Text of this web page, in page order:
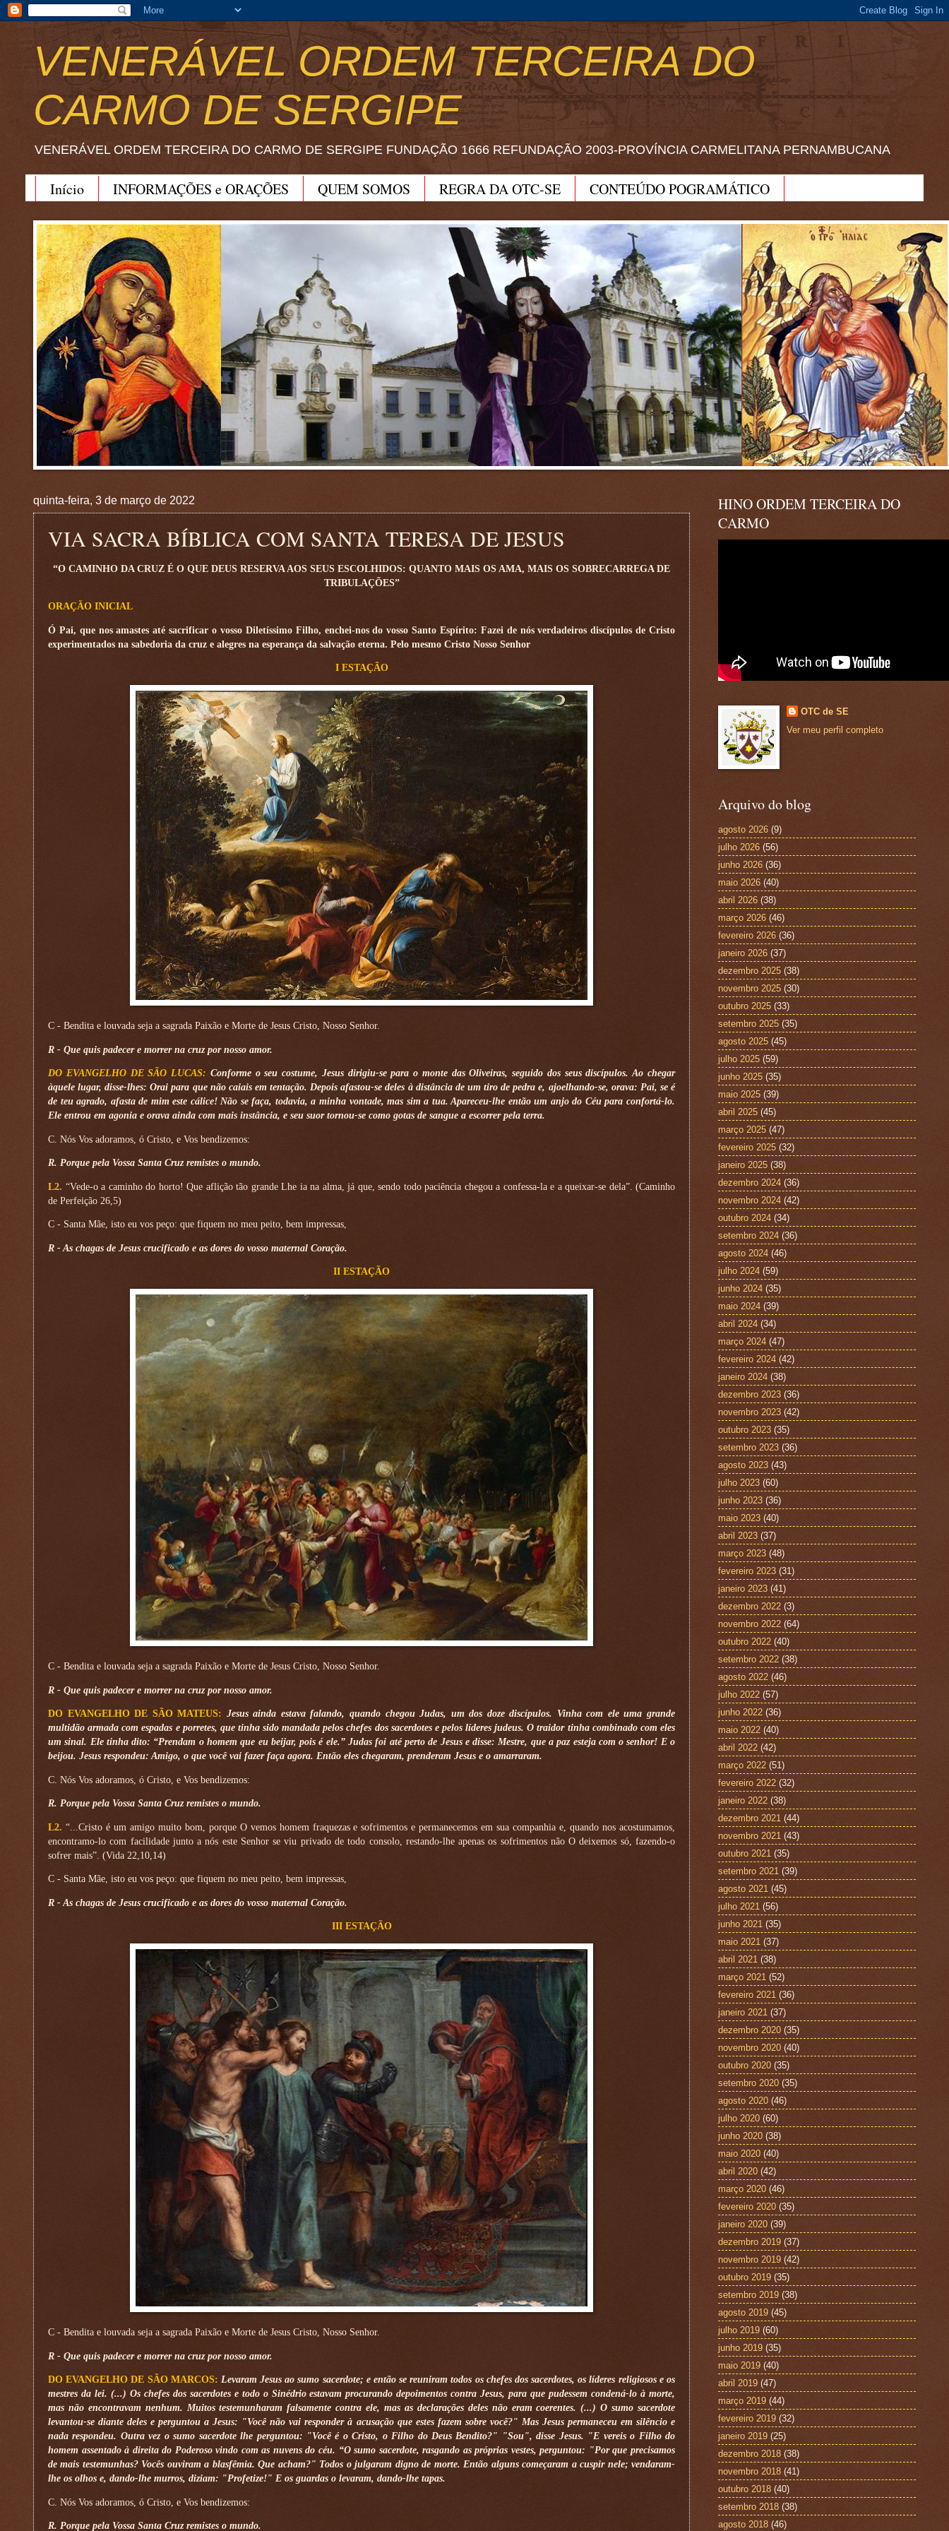
VENERÁVEL ORDEM TERCEIRA DO
CARMO DE SERGIPE
VENERÁVEL ORDEM TERCEIRA DO CARMO DE SERGIPE FUNDAÇÃO 1666 REFUNDAÇÃO 2003-PROVÍNCIA CARMELITANA PERNAMBUCANA
Início INFORMAÇÕES e ORAÇÕES QUEM SOMOS REGRA DA OTC-SE
CONTEÚDO POGRAMÁTICO
quinta-feira, 3 de março de 2022
VIA SACRA BÍBLICA COM SANTA TERESA DE JESUS
“O CAMINHO DA CRUZ É O QUE DEUS RESERVA AOS SEUS ESCOLHIDOS: QUANTO MAIS OS AMA, MAIS OS SOBRECARREGA DE
TRIBULAÇÕES”
ORAÇÃO INICIAL
Ó Pai, que nos amastes até sacrificar o vosso Diletíssimo Filho, enchei-nos do vosso Santo Espírito: Fazei de nós verdadeiros discípulos de Cristo
experimentados na sabedoria da cruz e alegres na esperança da salvação eterna. Pelo mesmo Cristo Nosso Senhor
I ESTAÇÃO
C - Bendita e louvada seja a sagrada Paixão e Morte de Jesus Cristo, Nosso Senhor.
R - Que quis padecer e morrer na cruz por nosso amor.
DO EVANGELHO DE SÃO LUCAS: Conforme o seu costume, Jesus dirigiu-se para o monte das Oliveiras, seguido dos seus discípulos. Ao chegar
àquele lugar, disse-lhes: Orai para que não caiais em tentação. Depois afastou-se deles à distância de um tiro de pedra e, ajoelhando-se, orava: Pai, se é
de teu agrado, afasta de mim este cálice! Não se faça, todavia, a minha vontade, mas sim a tua. Apareceu-lhe então um anjo do Céu para confortá-lo.
Ele entrou em agonia e orava ainda com mais instância, e seu suor tornou-se como gotas de sangue a escorrer pela terra.
C. Nós Vos adoramos, ó Cristo, e Vos bendizemos:
R. Porque pela Vossa Santa Cruz remistes o mundo.
L2. “Vede-o a caminho do horto! Que aflição tão grande Lhe ia na alma, já que, sendo todo paciência chegou a confessa-la e a queixar-se dela”. (Caminho
de Perfeição 26,5)
C - Santa Mãe, isto eu vos peço: que fiquem no meu peito, bem impressas,
R - As chagas de Jesus crucificado e as dores do vosso maternal Coração.
II ESTAÇÃO
C - Bendita e louvada seja a sagrada Paixão e Morte de Jesus Cristo, Nosso Senhor.
R - Que quis padecer e morrer na cruz por nosso amor.
DO EVANGELHO DE SÃO MATEUS: Jesus ainda estava falando, quando chegou Judas, um dos doze discípulos. Vinha com ele uma grande
multidão armada com espadas e porretes, que tinha sido mandada pelos chefes dos sacerdotes e pelos líderes judeus. O traidor tinha combinado com eles
um sinal. Ele tinha dito: “Prendam o homem que eu beijar, pois é ele.” Judas foi até perto de Jesus e disse: Mestre, que a paz esteja com o senhor! E o
beijou. Jesus respondeu: Amigo, o que você vai fazer faça agora. Então eles chegaram, prenderam Jesus e o amarraram.
C. Nós Vos adoramos, ó Cristo, e Vos bendizemos:
R. Porque pela Vossa Santa Cruz remistes o mundo.
L2. “...Cristo é um amigo muito bom, porque O vemos homem fraquezas e sofrimentos e permanecemos em sua companhia e, quando nos acostumamos,
encontramo-lo com facilidade junto a nós este Senhor se viu privado de todo consolo, restando-lhe apenas os sofrimentos não O deixemos só, fazendo-o
sofrer mais”. (Vida 22,10,14)
C - Santa Mãe, isto eu vos peço: que fiquem no meu peito, bem impressas,
R - As chagas de Jesus crucificado e as dores do vosso maternal Coração.
III ESTAÇÃO
C - Bendita e louvada seja a sagrada Paixão e Morte de Jesus Cristo, Nosso Senhor.
R - Que quis padecer e morrer na cruz por nosso amor.
DO EVANGELHO DE SÃO MARCOS: Levaram Jesus ao sumo sacerdote; e então se reuniram todos os chefes dos sacerdotes, os líderes religiosos e os
mestres da lei. (...) Os chefes dos sacerdotes e todo o Sinédrio estavam procurando depoimentos contra Jesus, para que pudessem condená-lo à morte,
mas não encontravam nenhum. Muitos testemunharam falsamente contra ele, mas as declarações deles não eram coerentes. (...) O sumo sacerdote
levantou-se diante deles e perguntou a Jesus: "Você não vai responder à acusação que estes fazem sobre você?" Mas Jesus permaneceu em silêncio e
nada respondeu. Outra vez o sumo sacerdote lhe perguntou: "Você é o Cristo, o Filho do Deus Bendito?" "Sou", disse Jesus. "E vereis o Filho do
homem assentado à direita do Poderoso vindo com as nuvens do céu. “O sumo sacerdote, rasgando as próprias vestes, perguntou: "Por que precisamos
de mais testemunhas? Vocês ouviram a blasfêmia. Que acham?" Todos o julgaram digno de morte. Então alguns começaram a cuspir nele; vendaram-
lhe os olhos e, dando-lhe murros, diziam: "Profetize!" E os guardas o levaram, dando-lhe tapas.
C. Nós Vos adoramos, ó Cristo, e Vos bendizemos:
R. Porque pela Vossa Santa Cruz remistes o mundo.
HINO ORDEM TERCEIRA DO
CARMO
OTC de SE
Ver meu perfil completo
Arquivo do blog
agosto 2026 (9)
julho 2026 (56)
junho 2026 (36)
maio 2026 (40)
abril 2026 (38)
março 2026 (46)
fevereiro 2026 (36)
janeiro 2026 (37)
dezembro 2025 (38)
novembro 2025 (30)
outubro 2025 (33)
setembro 2025 (35)
agosto 2025 (45)
julho 2025 (59)
junho 2025 (35)
maio 2025 (39)
abril 2025 (45)
março 2025 (47)
fevereiro 2025 (32)
janeiro 2025 (38)
dezembro 2024 (36)
novembro 2024 (42)
outubro 2024 (34)
setembro 2024 (36)
agosto 2024 (46)
julho 2024 (59)
junho 2024 (35)
maio 2024 (39)
abril 2024 (34)
março 2024 (47)
fevereiro 2024 (42)
janeiro 2024 (38)
dezembro 2023 (36)
novembro 2023 (42)
outubro 2023 (35)
setembro 2023 (36)
agosto 2023 (43)
julho 2023 (60)
junho 2023 (36)
maio 2023 (40)
abril 2023 (37)
março 2023 (48)
fevereiro 2023 (31)
janeiro 2023 (41)
dezembro 2022 (3)
novembro 2022 (64)
outubro 2022 (40)
setembro 2022 (38)
agosto 2022 (46)
julho 2022 (57)
junho 2022 (36)
maio 2022 (40)
abril 2022 (42)
março 2022 (51)
fevereiro 2022 (32)
janeiro 2022 (38)
dezembro 2021 (44)
novembro 2021 (43)
outubro 2021 (35)
setembro 2021 (39)
agosto 2021 (45)
julho 2021 (56)
junho 2021 (35)
maio 2021 (37)
abril 2021 (38)
março 2021 (52)
fevereiro 2021 (36)
janeiro 2021 (37)
dezembro 2020 (35)
novembro 2020 (40)
outubro 2020 (35)
setembro 2020 (35)
agosto 2020 (46)
julho 2020 (60)
junho 2020 (38)
maio 2020 (40)
abril 2020 (42)
março 2020 (46)
fevereiro 2020 (35)
janeiro 2020 (39)
dezembro 2019 (37)
novembro 2019 (42)
outubro 2019 (35)
setembro 2019 (38)
agosto 2019 (45)
julho 2019 (60)
junho 2019 (35)
maio 2019 (40)
abril 2019 (47)
março 2019 (44)
fevereiro 2019 (32)
janeiro 2019 (25)
dezembro 2018 (38)
novembro 2018 (41)
outubro 2018 (40)
setembro 2018 (38)
agosto 2018 (46)